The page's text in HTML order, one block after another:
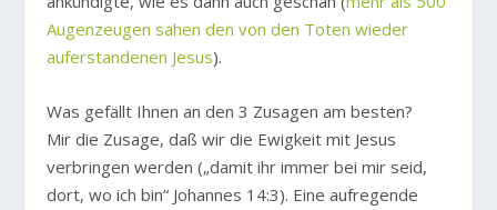
Augenzeugen sahen den von den Toten wieder
auferstandenen Jesus).
Was gefällt Ihnen an den 3 Zusagen am besten?
Mir die Zusage, daß wir die Ewigkeit mit Jesus
verbringen werden („damit ihr immer bei mir seid,
dort, wo ich bin“ Johannes 14:3). Eine aufregende